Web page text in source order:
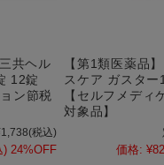
共ヘル
12錠
ン節税
(税込)
) 24%OFF
【第1類医薬品
スケア ガスタ
【セルフメディ
対象品】
価格: